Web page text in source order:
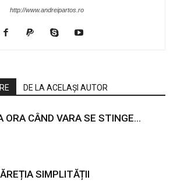
http://www.andreipartos.ro
DE LA ACELAȘI AUTOR
ORA CÂND VARA SE STINGE…
SIMPLITĂȚII